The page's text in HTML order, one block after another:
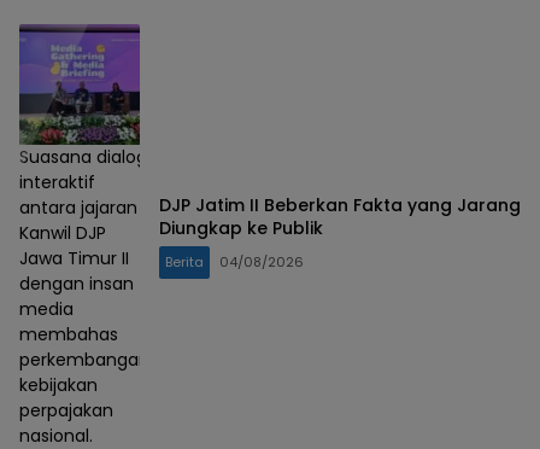
Suasana dialog
interaktif
antara jajaran
Kanwil DJP
Jawa Timur II
dengan insan
media
membahas
perkembangan
kebijakan
perpajakan
nasional.
DJP Jatim II Beberkan Fakta yang Jarang
Diungkap ke Publik
Berita 04/08/2026